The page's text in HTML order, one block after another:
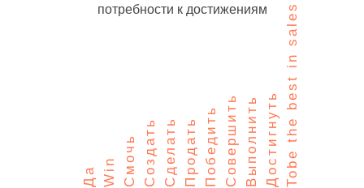
Да Win Смочь СоздатьСделатьПродатьПобедитьСовершитьВыполнитьДостигнутьTobe the best in sales
потребности к достижениям